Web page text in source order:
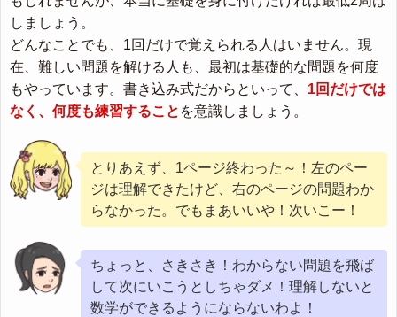
しましょう。
どんなことでも、1回だけで覚えられる人はいません。現
在、難しい問題を解ける人も、最初は基礎的な問題を何度
もやっています。書き込み式だからといって、 1回だけでは
なく、何度も練習すること を意識しましょう。
とりあえず、1ページ終わった～！左のペー
ジは理解できたけど、右のページの問題わか
らなかった。でもまあいいや！次いこー！
ちょっと、さきさき！わからない問題を飛ば
して次にいこうとしちゃダメ！理解しないと
数学ができるようにならないわよ！